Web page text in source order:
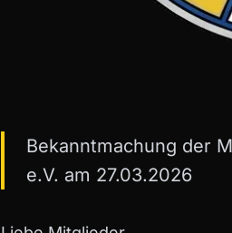
Bekanntmachung der
e.V. am 27.03.2026